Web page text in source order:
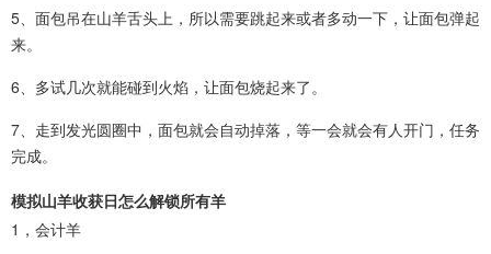
5、面包吊在山羊舌头上，所以需要跳起来或者多动一下，让面包弹起
来。
6、多试几次就能碰到火焰，让面包烧起来了。
7、走到发光圆圈中，面包就会自动掉落，等一会就会有人开门，任务
完成。
模拟山羊收获日怎么解锁所有羊
1，会计羊